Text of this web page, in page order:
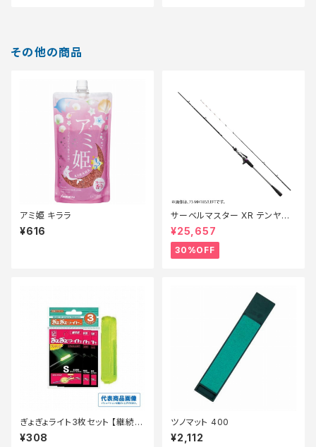
その他の商品
アミ姫 キララ
¥616
サーベルマスター XR テンヤ
73MH 185R【特価ロッド】【30】
¥25,657
30%OFF
ぎょぎょライト3枚セット 【継続セ
ール_装備】
¥308
ツノマット 400
¥2,112